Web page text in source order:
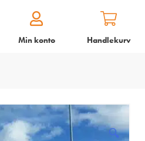
Min konto Handlekurv
🔍